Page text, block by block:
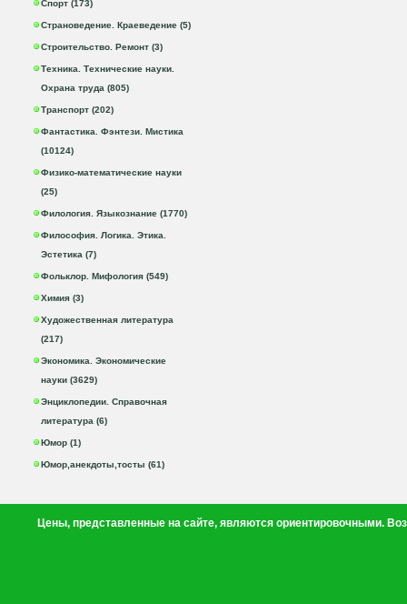
Спорт (173)
Страноведение. Краеведение (5)
Строительство. Ремонт (3)
Техника. Технические науки.
Охрана труда (805)
Транспорт (202)
Фантастика. Фэнтези. Мистика
(10124)
Физико-математические науки
(25)
Филология. Языкознание (1770)
Философия. Логика. Этика.
Эстетика (7)
Фольклор. Мифология (549)
Химия (3)
Художественная литература
(217)
Экономика. Экономические
науки (3629)
Энциклопедии. Справочная
литература (6)
Юмор (1)
Юмор,анекдоты,тосты (61)
Цены, представленные на сайте, являются ориентировочными.